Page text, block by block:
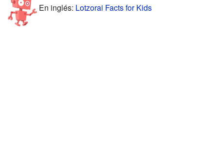
En inglés: Lotzorai Facts for Kids